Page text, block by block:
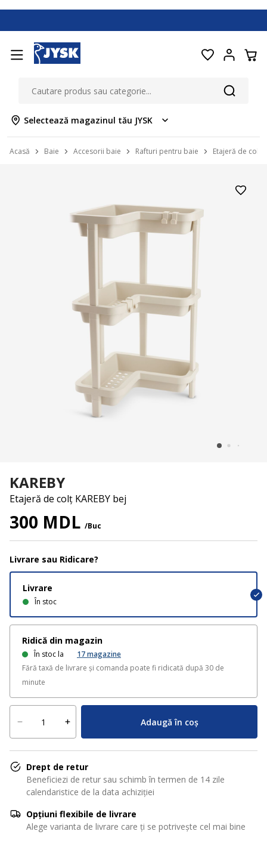
Selectează magazinul tău JYSK
Acasă Baie Accesorii baie Rafturi pentru baie Etajeră de colț
KAREBY
Etajeră de colț KAREBY bej
300 MDL /Buc
Livrare sau Ridicare?
Livrare
În stoc
Ridică din magazin
În stoc la 17magazine
Fără taxă de livrare și comanda poate fi ridicată după 30 de
minute
Adaugă în coș
Drept de retur
Beneficiezi de retur sau schimb în termen de 14 zile
calendaristice de la data achiziției
Opțiuni flexibile de livrare
Alege varianta de livrare care ți se potrivește cel mai bine